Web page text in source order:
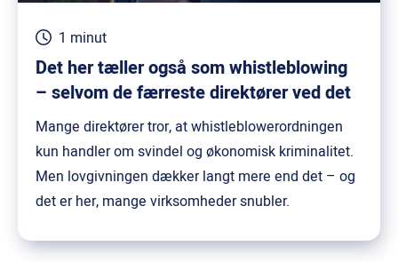
noget
helt
andet
1 minut
Det her tæller også som whistleblowing
– selvom de færreste direktører ved det
Mange direktører tror, at whistleblowerordningen
kun handler om svindel og økonomisk kriminalitet.
Men lovgivningen dækker langt mere end det – og
det er her, mange virksomheder snubler.